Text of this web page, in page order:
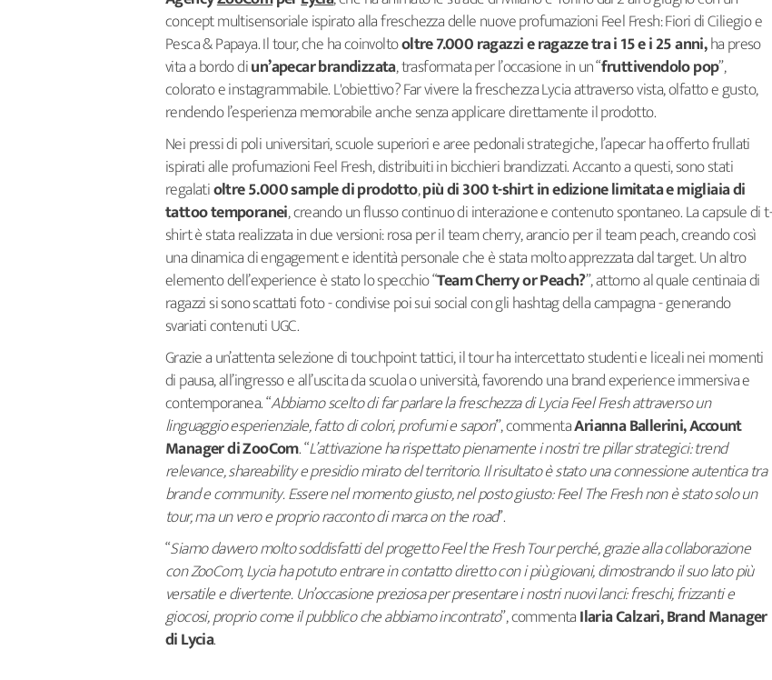
concept multisensoriale ispirato alla freschezza delle nuove profumazioni Feel Fresh: Fiori di Ciliegio e
Pesca & Papaya. Il tour, che ha coinvoltooltre 7.000 ragazzi e ragazze tra i 15 e i 25 anni,ha preso
vita a bordo diun’apecar brandizzata, trasformata per l’occasione in un “fruttivendolo pop”,
colorato e instagrammabile. L'obiettivo? Far vivere la freschezza Lycia attraverso vista, olfatto e gusto,
rendendo l’esperienza memorabile anche senza applicare direttamente il prodotto.
Nei pressi di poli universitari, scuole superiori e aree pedonali strategiche, l’apecar ha offerto frullati
ispirati alle profumazioni Feel Fresh, distribuiti in bicchieri brandizzati. Accanto a questi, sono stati
regalatioltre 5.000 sample di prodotto,più di 300 t-shirt in edizione limitata e migliaia di
tattoo temporanei, creando un flusso continuo di interazione e contenuto spontaneo. La capsule di
shirt è stata realizzata in due versioni: rosa per il team cherry, arancio per il team peach, creando così
una dinamica di engagement e identità personale che è stata molto apprezzata dal target. Un altro
elemento dell’experience è stato lo specchio “Team Cherry or Peach?”, attorno al quale centinaia di
ragazzi si sono scattati foto - condivise poi sui social con gli hashtag della campagna - generando
svariati contenuti UGC.
Grazie a un’attenta selezione di touchpoint tattici, il tour ha intercettato studenti e liceali nei momenti
di pausa, all’ingresso e all’uscita da scuola o università, favorendo una brand experience immersiva e
contemporanea. “Abbiamo scelto di far parlare la freschezza di Lycia Feel Fresh attraverso un
linguaggio esperienziale, fatto di colori, profumi e sapori”, commentaArianna Ballerini, Account
Manager di ZooCom. “L’attivazione ha rispettato pienamente i nostri tre pillar strategici: trend
relevance, shareability e presidio mirato del territorio. Il risultato è stato una connessione autentica tra
brand e community. Essere nel momento giusto, nel posto giusto: Feel The Fresh non è stato solo un
tour, ma un vero e proprio racconto di marca on the road”.
“Siamo davvero molto soddisfatti del progetto Feel the Fresh Tour perché, grazie alla collaborazione
con ZooCom, Lycia ha potuto entrare in contatto diretto con i più giovani, dimostrando il suo lato più
versatile e divertente. Un’occasione preziosa per presentare i nostri nuovi lanci: freschi, frizzanti e
giocosi, proprio come il pubblico che abbiamo incontrato”, commentaIlaria Calzari, Brand Manager
di Lycia.